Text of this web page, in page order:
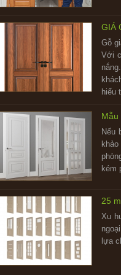
GIÁ
Gỗ
Với
hiểu
Mẫu
Nếu
kém
25
Xu
lựa